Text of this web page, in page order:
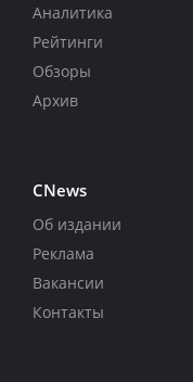
Аналитика
Рейтинги
Обзоры
Архив
CNews
Об издании
Реклама
Вакансии
Контакты